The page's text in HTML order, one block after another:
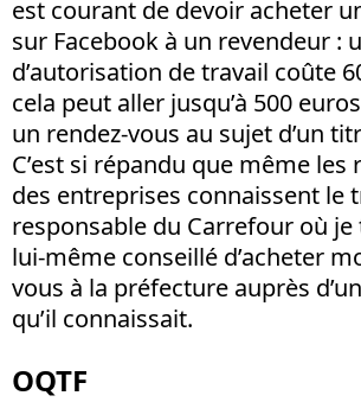
est courant de devoir acheter
sur Facebook à un revendeur :
d’autorisation de travail coûte
cela peut aller jusqu’à 500
un rendez-vous au sujet d’un
C’est si répandu que même les
des entreprises connaissent le
responsable du Carrefour où je
lui-même conseillé d’acheter
vous à la préfecture auprès
qu’il connaissait.
OQTF